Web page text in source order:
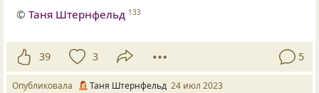
©Таня Штернфельд 133
39 3 5
Опубликовала Таня Штернфельд 24 июл 2023